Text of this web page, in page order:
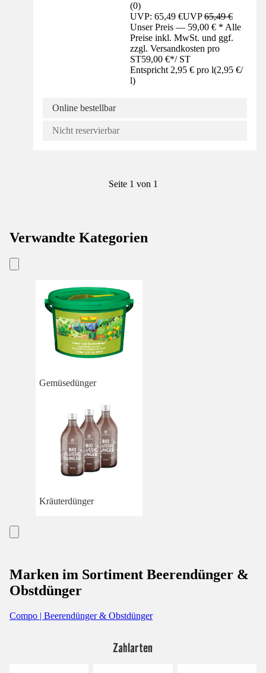
(0)
UVP: 65,49 €UVP65,49 €
Unser Preis — 59,00 € * Alle
Preise inkl. MwSt. und ggf.
zzgl. Versandkosten pro
ST59,00 €*/ ST
Entspricht 2,95 € pro l(2,95 €/
l)
Online bestellbar
Nicht reservierbar
Seite 1 von 1
Verwandte Kategorien
Gemüsedünger
Kräuterdünger
Marken im Sortiment Beerendünger &
Obstdünger
Compo | Beerendünger & Obstdünger
Zahlarten